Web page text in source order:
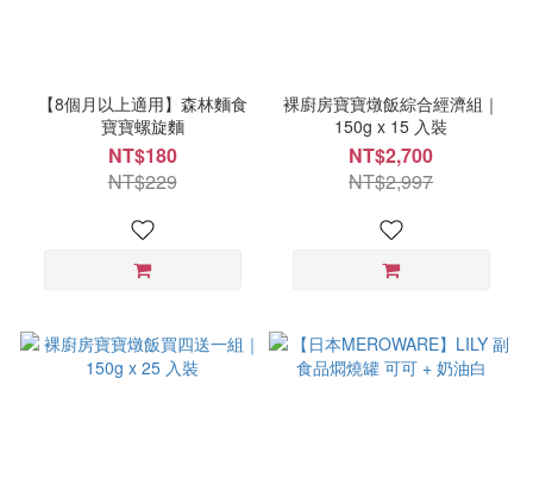
【8個月以上適用】森林麵食
寶寶螺旋麵
NT$180
NT$229
裸廚房寶寶燉飯綜合經濟組｜
150g x 15 入裝
NT$2,700
NT$2,997